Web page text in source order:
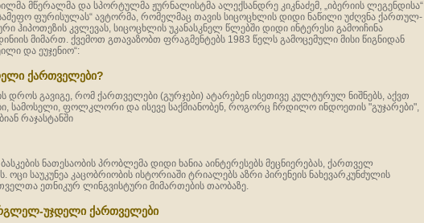
მწერალმა და სპორტულმა ჟურნალისტმა ალექსანდრე კიკნაძემ, „იბერიის ლეგენდისა“
ფურისულას“ ავტორმა, რომელმაც თავის სიცოცხლის დიდი ნაწილი უძღვნა ქართულ-
ჰიპოთეზის კვლევას, სიცოცხლის უკანასკნელ წლებში დიდი ინტერესი გამოიჩინა
მიმართ. ქვემოთ გთავაზობთ ფრაგმენტებს 1983 წელს გამოცემული მისი წიგნიდან
და ეუჯენიო“:
ქართველები?
დროს გავიგე, რომ ქართველები (გურჯები) ატარებენ ისეთივე კულტურულ ნიშნებს, აქვთ
სამოსელი, ფოლკლორი და ისევე საქმიანობენ, როგორც ჩრდილო ინდოეთის "გუჯარები",
რაჯასტანში
ნათესაობის პრობლემა დიდი ხანია აინტერესებს მეცნიერებას, ქართველ
ოცი საუკუნეა კაცობრიობის ისტორიაში ტრიალებს აზრი პირენეის ნახევარკუნძულის
ეთნიკურ ლინგვისტური მიმართების თაობაზე.
უჯდელი ქართველები